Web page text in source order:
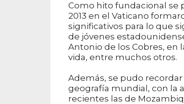
Como hito fundacional se
2013 en el Vaticano
significativos para lo que
de jóvenes
Antonio de los Cobres, en
vida, entre muchos otros.
Además, se pudo
geografía mundial, con la
recientes las de